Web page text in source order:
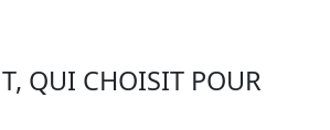
QUI CHOISIT POUR